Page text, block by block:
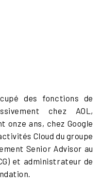
des fonctions de
chez AOL,
onze ans, chez Google
Cloud du groupe
Senior Advisor au
et administrateur de